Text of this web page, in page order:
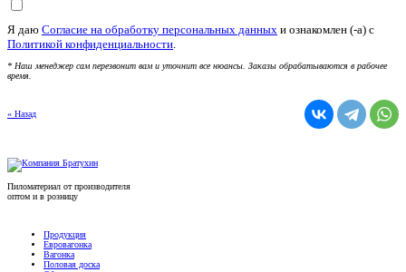
Я даю Согласие на обработку персональных данных и ознакомлен (-а) c
Политикой конфиденциальности.
* Наш менеджер сам перезвонит вам и уточнит все нюансы. Заказы обрабатываются в рабочее
время.
« Назад
Пиломатериал от производителя
оптом и в розницу
Продукция
Евровагонка
Вагонка
Половая доска